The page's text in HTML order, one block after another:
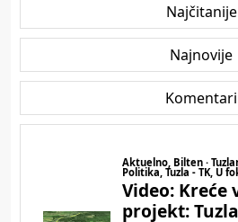
Najčitanije
Najnovije
Komentari